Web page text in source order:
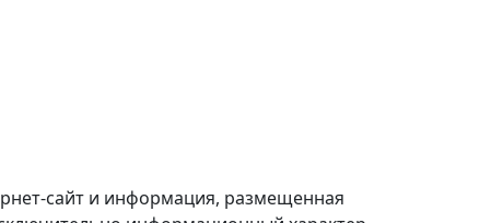
сайт и информация, размещенная